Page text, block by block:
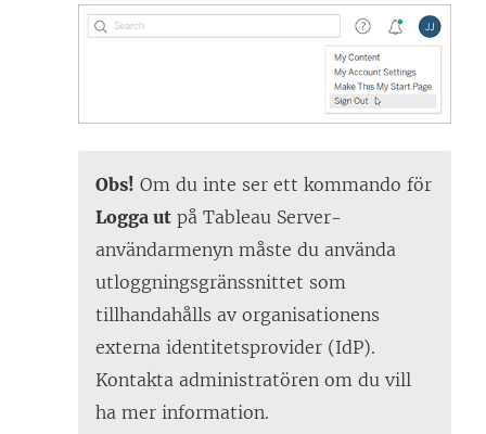
Obs! Om du inte ser ett kommando för
Logga ut på Tableau Server-
användarmenyn måste du använda
utloggningsgränssnittet som
tillhandahålls av organisationens
externa identitetsprovider (IdP).
Kontakta administratören om du vill
ha mer information.